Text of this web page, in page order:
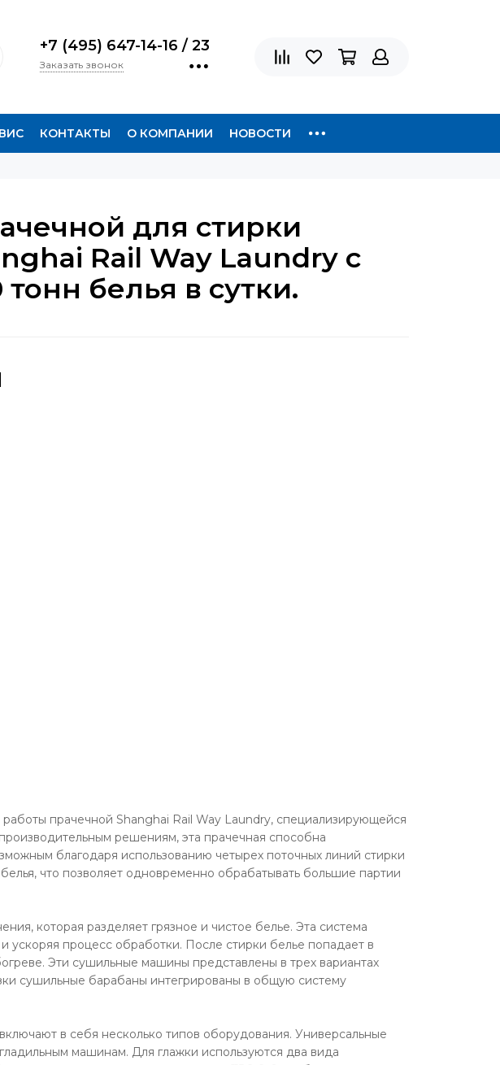
+7 (495) 647-14-16 / 23
Заказать звонок
КОНТАКТЫ О КОМПАНИИ НОВОСТИ
для стирки
Rail Way Laundry с
белья в сутки.
прачечной Shanghai Rail Way Laundry, специализирующейся
решениям, эта прачечная способна
благодаря использованию четырех поточных линий стирки
что позволяет одновременно обрабатывать большие партии
которая разделяет грязное и чистое белье. Эта система
ускоряя процесс обработки. После стирки белье попадает в
Эти сушильные машины представлены в трех вариантах
сушильные барабаны интегрированы в общую систему
в себя несколько типов оборудования. Универсальные
машинам. Для глажки используются два вида